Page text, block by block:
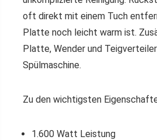
oft direkt mit einem Tuch
Platte noch leicht warm ist.
Platte, Wender und
Spülmaschine.
Zu den wichtigsten
1.600 Watt Leistung